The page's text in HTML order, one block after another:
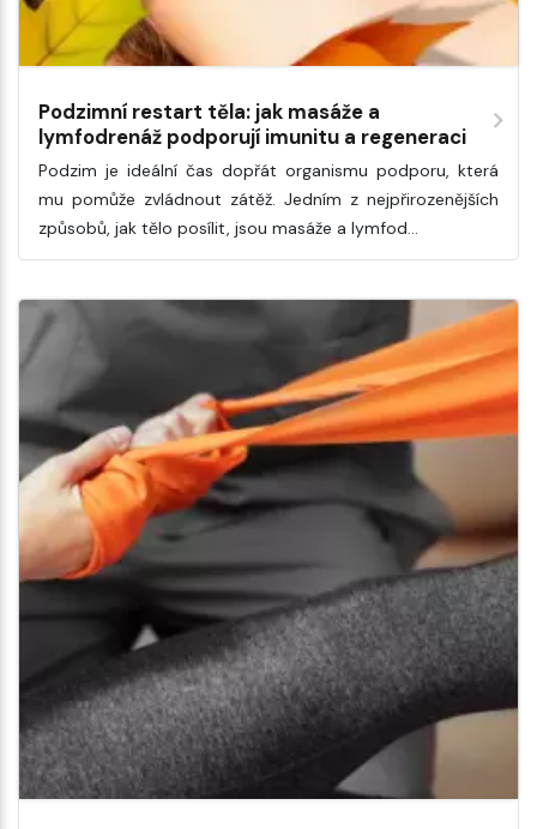
Podzimní restart těla: jak masáže a
lymfodrenáž podporují imunitu a regeneraci
Podzim je ideální čas dopřát organismu podporu, která
mu pomůže zvládnout zátěž. Jedním z nejpřirozenějších
způsobů, jak tělo posílit, jsou masáže a lymfod…